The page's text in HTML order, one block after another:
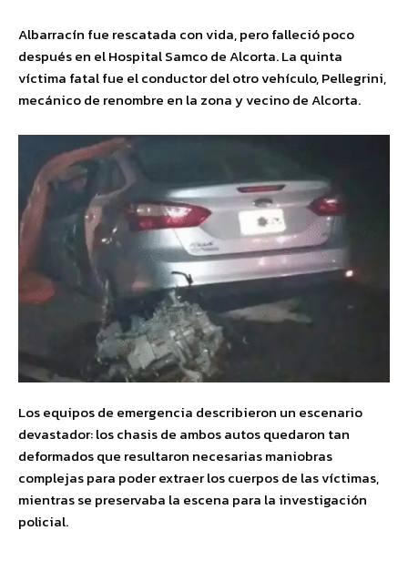
Albarracín fue rescatada con vida, pero falleció poco
después en el Hospital Samco de Alcorta. La quinta
víctima fatal fue el conductor del otro vehículo, Pellegrini,
mecánico de renombre en la zona y vecino de Alcorta.
Los equipos de emergencia describieron un escenario
devastador: los chasis de ambos autos quedaron tan
deformados que resultaron necesarias maniobras
complejas para poder extraer los cuerpos de las víctimas,
mientras se preservaba la escena para la investigación
policial.